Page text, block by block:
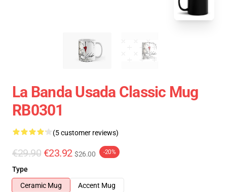
La Banda Usada Classic Mug
RB0301
(5 customer reviews)
€29.90 €23.92 $26.00 -20%
Type
Ceramic Mug
Accent Mug